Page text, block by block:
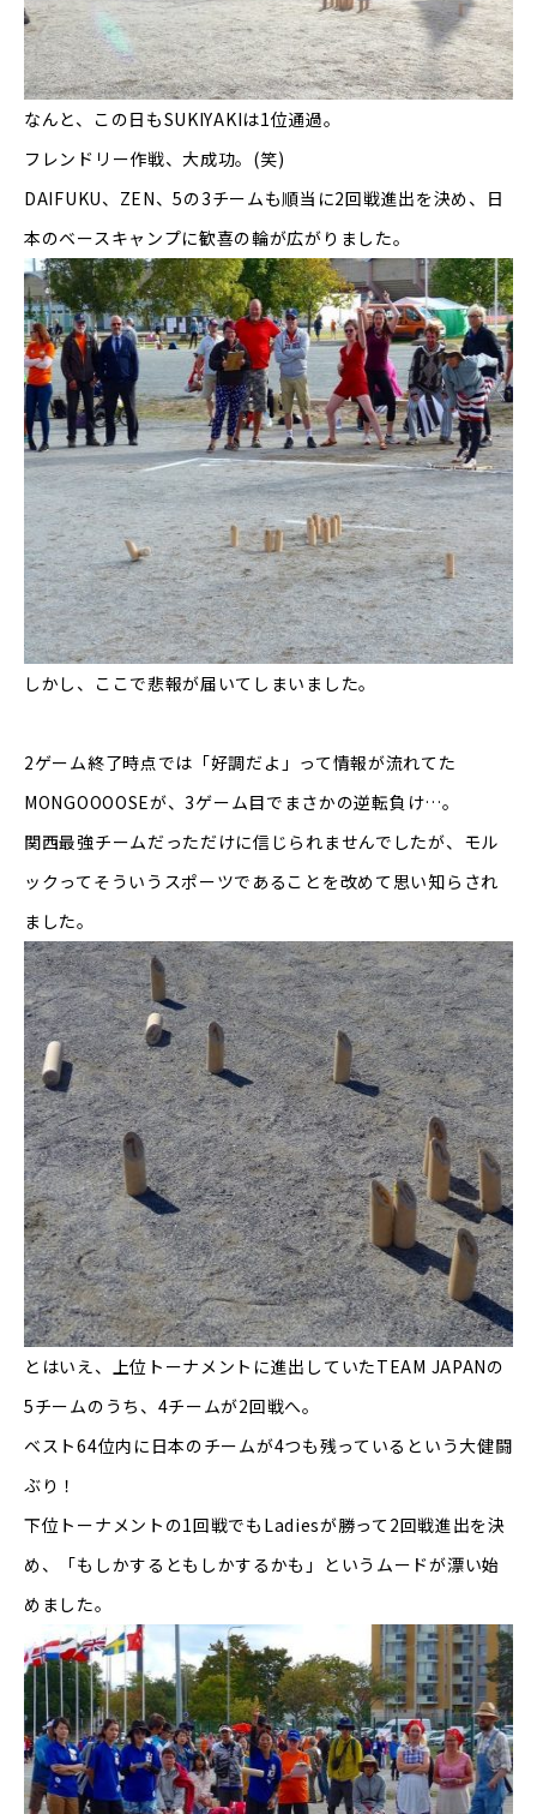
なんと、この日もSUKIYAKIは1位通過。
フレンドリー作戦、大成功。 (笑)
DAIFUKU、 ZEN、5の3チームも順当に2回戦進出を決め、日
本のベースキャンプに歓喜の輪が広がりました。
しかし、ここで悲報が届いてしまいました。
2ゲーム終了時点では「好調だよ」って情報が流れてた
MONGOOOOSEが、3ゲーム目でまさかの逆転負け…。
関西最強チームだっただけに信じられませんでしたが、モル
ックってそういうスポーツであることを改めて思い知らされ
ました。
とはいえ、上位トーナメントに進出していたTEAM JAPANの
5チームのうち、 4チームが2回戦へ。
ベスト64位内に日本のチームが4つも残っているという大健闘
ぶり！
下位トーナメントの1回戦でも Ladiesが勝って 2回戦進出を決
め、「もしかするともしかするかも」というムードが漂い始
めました。